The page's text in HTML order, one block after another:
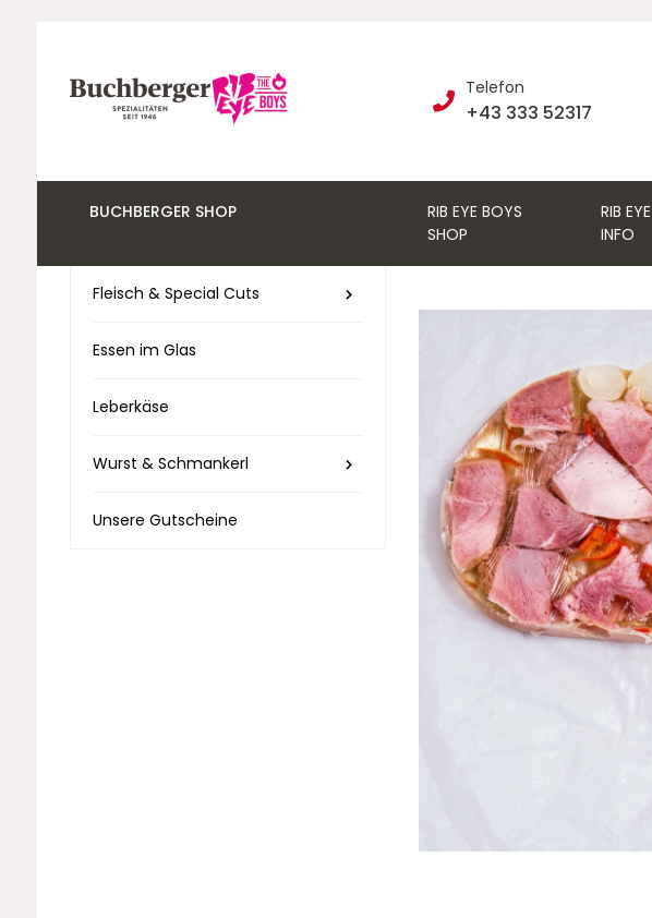
Telefon
+43 333 52317
BUCHBERGER SHOP
RIB EYE BOYS
SHOP
RIB
INFO
Fleisch & Special Cuts
Essen im Glas
Leberkäse
Wurst & Schmankerl
Unsere Gutscheine